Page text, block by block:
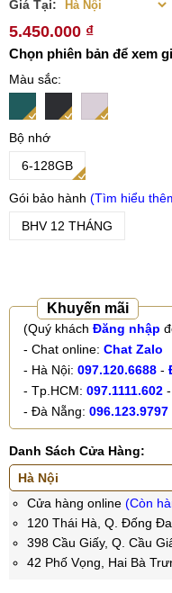
Giá Tại:
5.450.000 ₫
Chọn phiên bản để xem
Màu sắc
Bộ nhớ
6-128GB
Gói bảo hành
Tìm hiểu
BHV 12 THÁNG
Khuyến mãi
(Quý khách Đăng nhập
- Chat online: Chat Zalo
- Hà Nội: 097.120.6688 -
- Tp.HCM: 097.1111.602 -
- Đà Nẵng: 096.123.9797
Danh Sách Cửa Hàng:
Cửa hàng online (Còn
120 Thái Hà, Q. Đống Đa
398 Cầu Giấy, Q. Cầu
42 Phố Vọng, Hai Bà